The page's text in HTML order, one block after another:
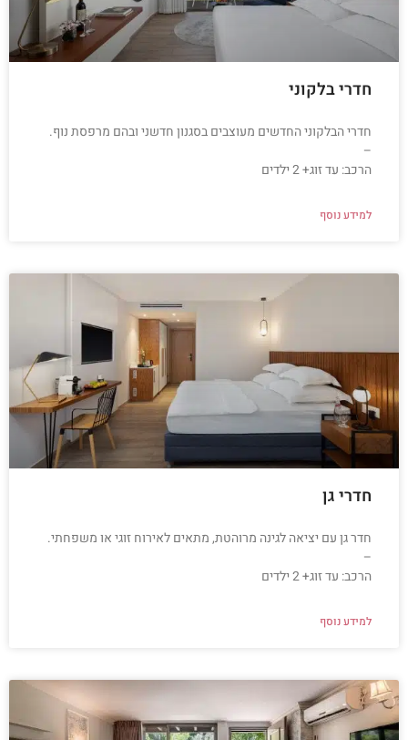
חדרי בלקוני
חדרי הבלקוני החדשים מעוצבים בסגנון חדשני ובהם מרפסת נוף.
–
הרכב: עד זוג+ 2 ילדים
למידע נוסף
חדרי גן
חדר גן עם יציאה לגינה מרוהטת, מתאים לאירוח זוגי או משפחתי.
–
הרכב: עד זוג+ 2 ילדים
למידע נוסף